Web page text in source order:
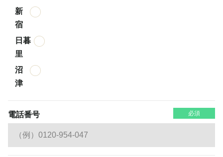
新
宿
日暮
里
沼
津
電話番号 必須